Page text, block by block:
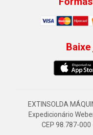
EXTINSOLDA
Expedicionário
CEP 98.787-